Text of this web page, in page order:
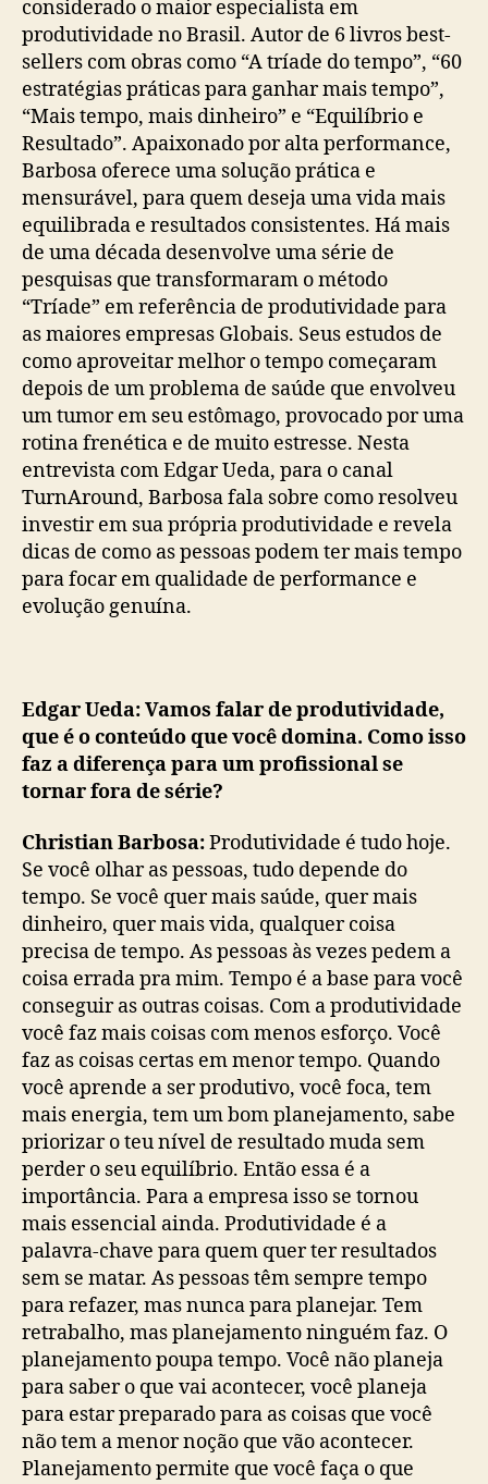
considerado o maior especialista em
produtividade no Brasil. Autor de 6 livros best-
sellers com obras como “A tríade do tempo”, “60
estratégias práticas para ganhar mais tempo”,
“Mais tempo, mais dinheiro” e “Equilíbrio e
Resultado”. Apaixonado por alta performance,
Barbosa oferece uma solução prática e
mensurável, para quem deseja uma vida mais
equilibrada e resultados consistentes. Há mais
de uma década desenvolve uma série de
pesquisas que transformaram o método
“Tríade” em referência de produtividade para
as maiores empresas Globais. Seus estudos de
como aproveitar melhor o tempo começaram
depois de um problema de saúde que envolveu
um tumor em seu estômago, provocado por uma
rotina frenética e de muito estresse. Nesta
entrevista com Edgar Ueda, para o canal
TurnAround, Barbosa fala sobre como resolveu
investir em sua própria produtividade e revela
dicas de como as pessoas podem ter mais tempo
para focar em qualidade de performance e
evolução genuína.
Edgar Ueda: Vamos falar de produtividade,
que é o conteúdo que você domina. Como isso
faz a diferença para um profissional se
tornar fora de série?
Christian Barbosa:Produtividade é tudo hoje.
Se você olhar as pessoas, tudo depende do
tempo. Se você quer mais saúde, quer mais
dinheiro, quer mais vida, qualquer coisa
precisa de tempo. As pessoas às vezes pedem a
coisa errada pra mim. Tempo é a base para você
conseguir as outras coisas. Com a produtividade
você faz mais coisas com menos esforço. Você
faz as coisas certas em menor tempo. Quando
você aprende a ser produtivo, você foca, tem
mais energia, tem um bom planejamento, sabe
priorizar o teu nível de resultado muda sem
perder o seu equilíbrio. Então essa é a
importância. Para a empresa isso se tornou
mais essencial ainda. Produtividade é a
palavra-chave para quem quer ter resultados
sem se matar. As pessoas têm sempre tempo
para refazer, mas nunca para planejar. Tem
retrabalho, mas planejamento ninguém faz. O
planejamento poupa tempo. Você não planeja
para saber o que vai acontecer, você planeja
para estar preparado para as coisas que você
não tem a menor noção que vão acontecer.
Planejamento permite que você faça o que